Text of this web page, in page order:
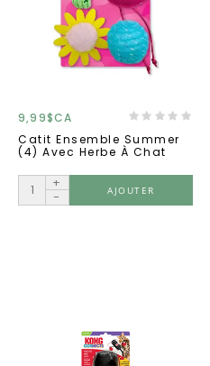
9,99$CA
Catit Ensemble Summer
(4) Avec Herbe À Chat
+
-
AJOUTER